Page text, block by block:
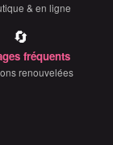
& en ligne
🔄
fréquents
renouvelées